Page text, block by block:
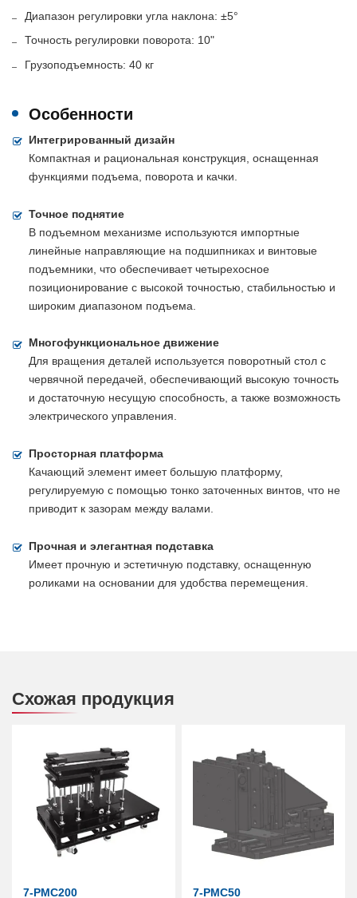
Диапазон регулировки угла наклона: ±5°
Точность регулировки поворота: 10"
Грузоподъемность: 40 кг
Особенности
Интегрированный дизайн
Компактная и рациональная конструкция, оснащенная
функциями подъема, поворота и качки.
Точное поднятие
В подъемном механизме используются импортные
линейные направляющие на подшипниках и винтовые
подъемники, что обеспечивает четырехосное
позиционирование с высокой точностью, стабильностью и
широким диапазоном подъема.
Многофункциональное движение
Для вращения деталей используется поворотный стол с
червячной передачей, обеспечивающий высокую точность
и достаточную несущую способность, а также возможность
электрического управления.
Просторная платформа
Качающий элемент имеет большую платформу,
регулируемую с помощью тонко заточенных винтов, что не
приводит к зазорам между валами.
Прочная и элегантная подставка
Имеет прочную и эстетичную подставку, оснащенную
роликами на основании для удобства перемещения.
Схожая продукция
7-PMC200 7-PMC50